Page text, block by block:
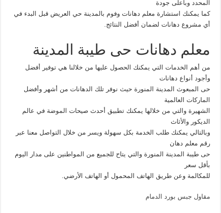
المحدد وبأعلى جودة
كما يمكنك استشارة معلم دهانات وفوم بالمدينة حي العريض قبل البدء في
أي مشروع دهانات لضمان أفضل النتائج.
معلم دهانات حى طيبة المدينة
من أهم الخدمات التي يمكنك الحصول عليها من خلالنا هي توفير أفضل
وأجود أنواع دهانات
حى المبعوث المدينة المنورة حيث نوفر تلك الدهانات من أشهر وأفضل
الماركات العالمية
الشهيرة والتي من خلالها يمكنك تطبيق أحدث صيحات الموضة في عالم
الديكور والأثاث
وبالتالي يمكنك طلب الخدمة بكل سهولة ويسر من خلال التواصل معنا عبر
رقم معلم دهان
حى طيبة المدينة المنورة والتي يتاح للجميع من المواطنين على مدار اليوم
بأقل سعر
للمكالمة وعن طريق الهاتف المحمول أو الهاتف الأرضي.
مقاول جبس بورد الدمام